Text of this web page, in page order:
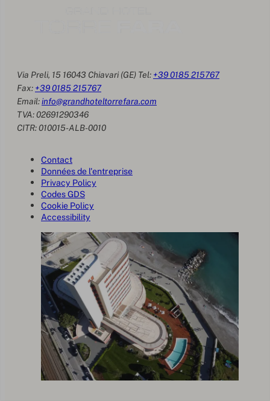
Via Preli, 15 16043 Chiavari (GE) Tel: +39 0185 215767
Fax: +39 0185 215767
Email:info@grandhoteltorrefara.com
TVA: 02691290346
CITR: 010015-ALB-0010
Contact
Données de l'entreprise
Privacy Policy
Codes GDS
Cookie Policy
Accessibility